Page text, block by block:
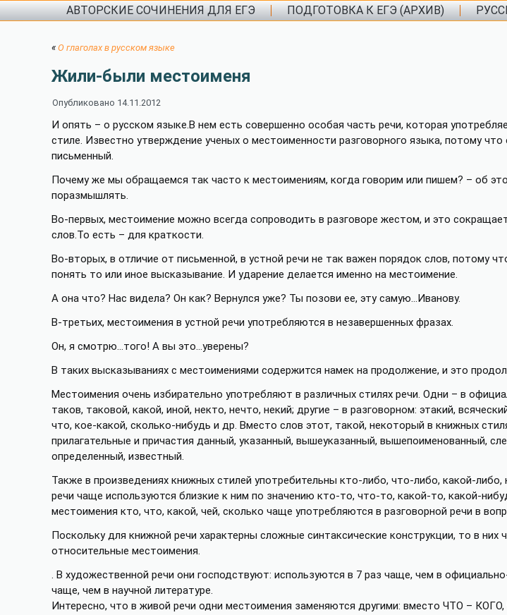
АВТОРСКИЕ СОЧИНЕНИЯ ДЛЯ ЕГЭ ПОДГОТОВКА К ЕГЭ (АРХИВ)
« О глаголах в русском языке
Жили-были местоименя
Опубликовано 14.11.2012
И опять – о русском языке.В нем есть совершенно особая часть речи, которая
стиле. Известно утверждение ученых о местоименности разговорного языка, потому что
письменный.
Почему же мы обращаемся так часто к местоимениям, когда говорим или пишем? – об
поразмышлять.
Во-первых, местоимение можно всегда сопроводить в разговоре жестом, и это
слов.То есть – для краткости.
Во-вторых, в отличие от письменной, в устной речи не так важен порядок слов, потому
понять то или иное высказывание. И ударение делается именно на местоимение.
А она что? Нас видела? Он как? Вернулся уже? Ты позови ее, эту самую…Иванову.
В-третьих, местоимения в устной речи употребляются в незавершенных фразах.
Он, я смотрю…того! А вы это…уверены?
В таких высказываниях с местоимениями содержится намек на продолжение, и это
Местоимения очень избирательно употребляют в различных стилях речи. Одни – в
таков, таковой, какой, иной, некто, нечто, некий; другие – в разговорном: этакий,
что, кое-какой, сколько-нибудь и др. Вместо слов этот, такой, некоторый в книжных
прилагательные и причастия данный, указанный, вышеуказанный, вышепоименованный,
определенный, известный.
Также в произведениях книжных стилей употребительны кто-либо, что-либо, какой-либо,
речи чаще используются близкие к ним по значению кто-то, что-то, какой-то, какой-
местоимения кто, что, какой, чей, сколько чаще употребляются в разговорной речи в
Поскольку для книжной речи характерны сложные синтаксические конструкции, то в них
относительные местоимения.
. В художественной речи они господствуют: используются в 7 раз чаще, чем в
чаще, чем в научной литературе.
Интересно, что в живой речи одни местоимения заменяются другими: вместо ЧТО –